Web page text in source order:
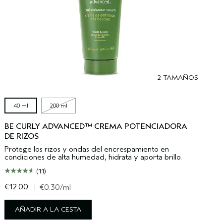
2 TAMAÑOS
40 ml 200 ml
BE CURLY ADVANCED™ CREMA POTENCIADORA
DE RIZOS
Protege los rizos y ondas del encrespamiento en
condiciones de alta humedad, hidrata y aporta brillo.
(11)
€12.00 | €0.30/ml
AÑADIR A LA CESTA